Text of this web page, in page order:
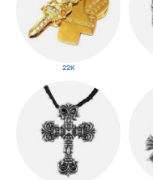
22K